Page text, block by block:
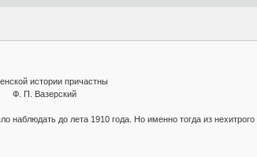
истории причастны
Ф. П. Вазерский
до лета 1910 года. Но именно тогда из